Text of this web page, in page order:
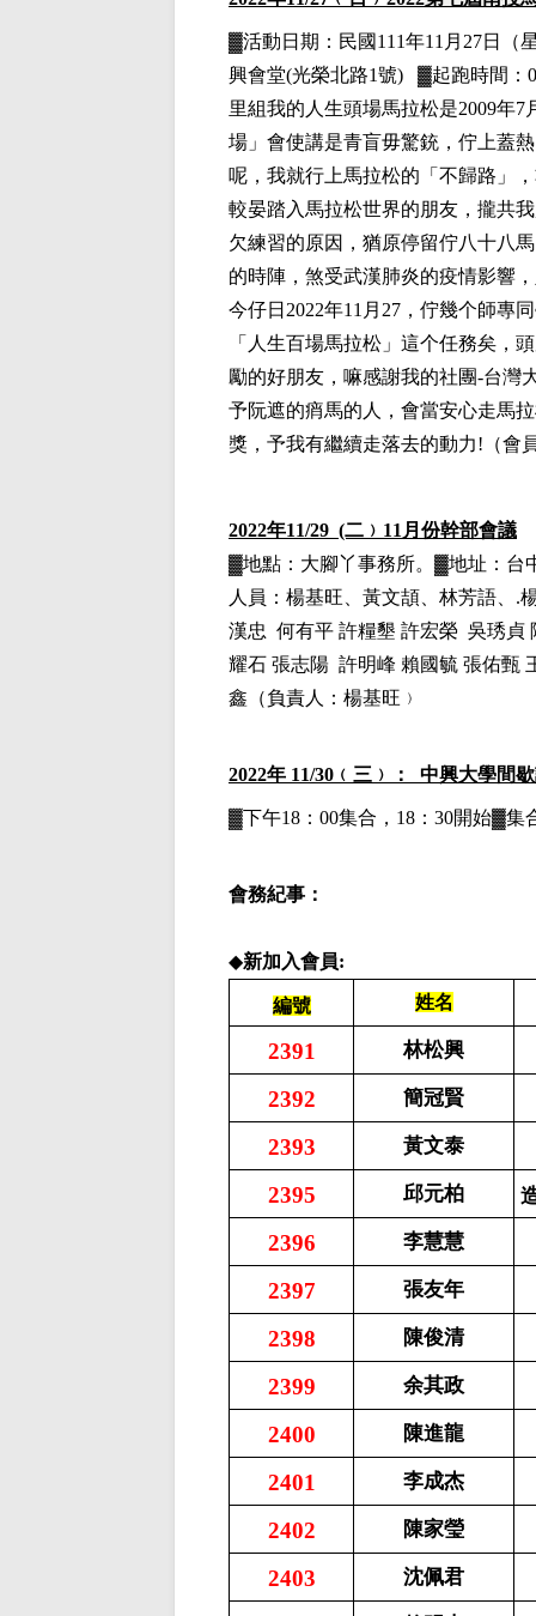
▓活動日期： 民國111年11月27日
（
興會堂(光榮北路1號)
▓起跑時間：
里組我的人生頭場馬拉松是2009年
場」會使講是青盲毋驚銃，佇上蓋
呢，我就行上馬拉松的「不歸路」
較晏踏入馬拉松世界的朋友，攏共
欠練習的原因，猶原停留佇八十八
的時陣，煞受武漢肺炎的疫情影響
今仔日2022年11月27，佇幾个師專
「人生百場馬拉松」這个任務矣，
勵的好朋友，嘛感謝我的社團-台灣
予阮遮的痟馬的人，會當安心走馬
獎，予我有繼續走落去的動力! （會
2022年11/29 (二﹚11月份幹部會議
▓地點：大腳丫事務所。▓地址：台
人員： 楊基旺、黃文頡、林芳語、.
漢忠 何有平 許糧墾 許宏榮 吳琇貞
耀石 張志陽 許明峰 賴國毓 張佑甄
鑫（負責人：楊基旺﹚
2022年 11/30﹙三﹚： 中興大學間
▓下午18：00集合，18：30開始▓集
會務紀事：
◆新加入會員:
編號 姓名
2391 林松興
2392 簡冠賢
2393 黃文泰
2395 邱元柏
2396 李慧慧
2397 張友年
2398 陳俊清
2399 余其政
2400 陳進龍
2401 李成杰
2402 陳家瑩
2403 沈佩君